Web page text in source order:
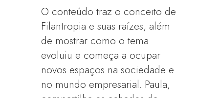
O conteúdo traz o conceito de
Filantropia e suas raízes, além
de mostrar como o tema
evoluiu e começa a ocupar
novos espaços na sociedade e
no mundo empresarial. Paula,